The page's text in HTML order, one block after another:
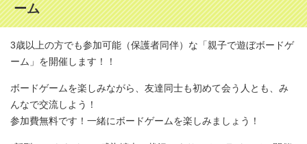
ーム
3歳以上の方でも参加可能（保護者同伴）な「親子で遊ぼボードゲ
ーム」を開催します！！
ボードゲームを楽しみながら、友達同士も初めて会う人とも、み
んなで交流しよう！
参加費無料です！一緒にボードゲームを楽しみましょう！